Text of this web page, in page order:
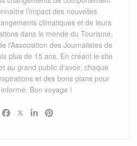
l’impact des nouvelles
climatiques et de leurs
dans le monde du Tourisme.
l’Association des Journalistes de
plus de 15 ans. En créant le site
au grand public d'avoir, chaque
et des bons plans pour
Bon voyage !